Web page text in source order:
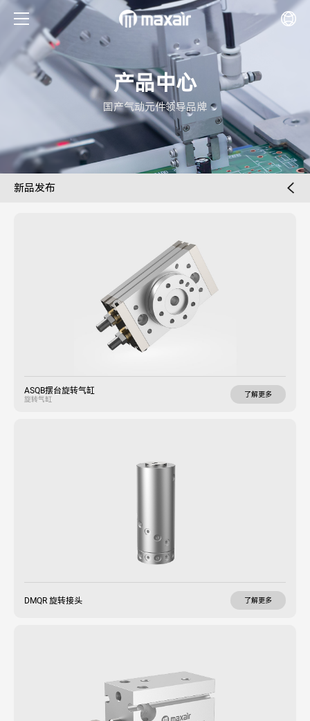
产品中心
国产气动元件领导品牌
新品发布
ASQB摆台旋转气缸
旋转气缸
了解更多
DMQR 旋转接头 了解更多